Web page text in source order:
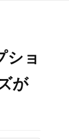
ショ
が